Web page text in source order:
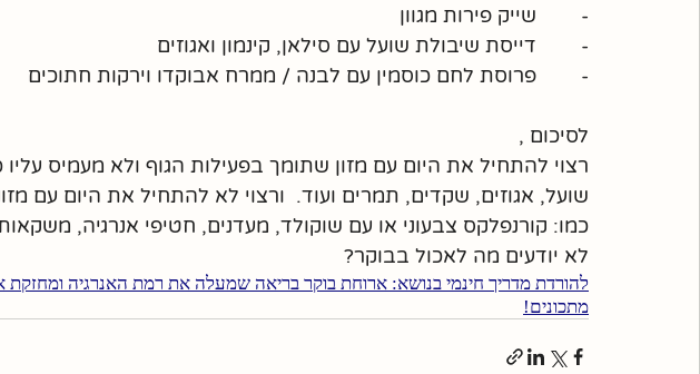
-        שייק פירות מגוון
-        דייסת שיבולת שועל עם סילאן, קינמון ואגוזים
-        פרוסת לחם כוסמין עם לבנה / ממרח אבוקדו וירקות חתוכים
לסיכום ,
רצוי להתחיל את היום עם מזון שתומך בפעילות הגוף ולא מעמיס עליו
שועל, אגוזים, שקדים, תמרים ועוד.  ורצוי לא להתחיל את היום עם
כמו: קורנפלקס צבעוני או עם שוקולד, מעדנים, חטיפי אנרגיה,
לא יודעים מה לאכול בבוקר?
להורדת מדריך חינמי בנושא: ארוחת בוקר בריאה שמעלה את רמת האנרגיה ומחזקת
מתכונים!